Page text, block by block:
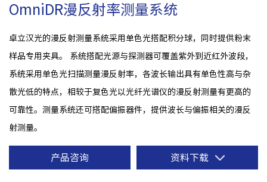
OmniDR漫反射率测量系统
卓立汉光的漫反射测量系统采用单色光搭配积分球，同时提供粉末
样品专用夹具。 系统搭配光源与探测器可覆盖紫外到近红外波段，
系统采用单色光扫描测量漫反射率，各波长输出具有单色性高与杂
散光低的特点，相较于复色光以光纤光谱仪的漫反射测量有更高的
可靠性。测量系统还可搭配偏振器件，提供波长与偏振相关的漫反
射测量。
产品咨询 资料下载